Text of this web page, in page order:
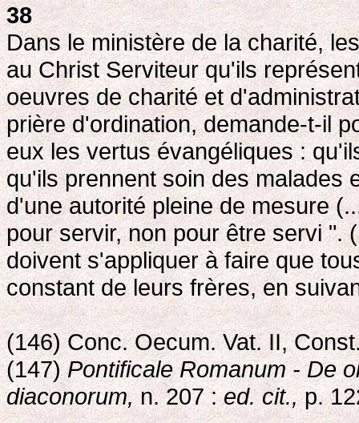
38
Dans le ministère de la charité,
au Christ Serviteur qu'ils
oeuvres de charité et
prière d'ordination, demande-t-il
eux les vertus évangéliques :
qu'ils prennent soin des malades
d'une autorité pleine de mesure
pour servir, non pour être servi ".
doivent s'appliquer à faire que
constant de leurs frères, en
(146) Conc. Oecum. Vat. II,
(147)Pontificale Romanum - De
diaconorum,n. 207 :ed. cit.,p.